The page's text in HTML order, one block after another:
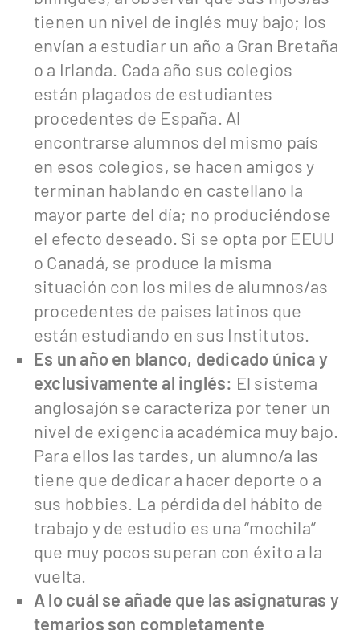
tienen un nivel de inglés muy bajo; los
envían a estudiar un año a Gran Bretaña
o a Irlanda. Cada año sus colegios
están plagados de estudiantes
procedentes de España. Al
encontrarse alumnos del mismo país
en esos colegios, se hacen amigos y
terminan hablando en castellano la
mayor parte del día; no produciéndose
el efecto deseado. Si se opta por EEUU
o Canadá, se produce la misma
situación con los miles de alumnos/as
procedentes de paises latinos que
están estudiando en sus Institutos.
Es un año en blanco, dedicado única y
exclusivamente al inglés: El sistema
anglosajón se caracteriza por tener un
nivel de exigencia académica muy bajo.
Para ellos las tardes, un alumno/a las
tiene que dedicar a hacer deporte o a
sus hobbies. La pérdida del hábito de
trabajo y de estudio es una “mochila”
que muy pocos superan con éxito a la
vuelta.
A lo cuál se añade que las asignaturas y
temarios son completamente